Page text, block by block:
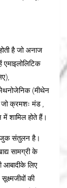
है जो अनाज
(मीथेन
जो क्रमशः मंड ,
शामिल होते हैं।
संतुलन है।
सामग्री के
आबादीके लिए
की